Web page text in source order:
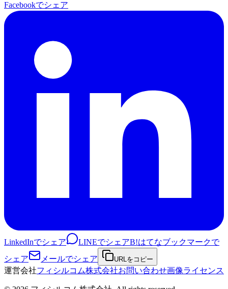
Facebookでシェア
LinkedInでシェア LINEでシェアB!はてなブックマークで
シェア
メールでシェア URLをコピー
運営会社フィシルコム株式会社お問い合わせ画像ライセンス